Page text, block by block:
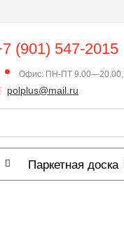
(901) 547-2015
Офис: ПН-ПТ
polplus@mail.ru
Паркетная доска